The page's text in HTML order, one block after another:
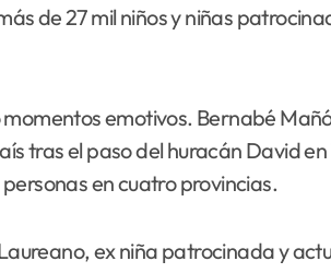
de 27 mil niños y niñas
emotivos. Bernabé
tras el paso del huracán David
en cuatro provincias.
ex niña patrocinada y